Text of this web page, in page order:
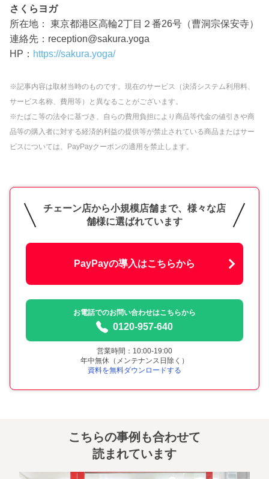
さくらヨガ
所在地： 東京都港区高輪2丁目２番26号（曹洞宗保安寺）
連絡先：reception@sakura.yoga
HP： https://sakura.yoga/
※記事内容は取材当時のものです。現在のサービス（決済システム利用料、
サービス名称、費用等）と異なることがございます。
※たばこ等の法令に基づき、自らの費用負担により商品等代金の値引きや商
品等の購入者に対する経済的利益の提供等が禁止されている商品またはサー
ビスについては、PayPayクーポンの適用を禁止します。
チェーン店から小規模店舗まで、様々な店
舗様に選ばれています
PayPayの導入はこちらから
お電話でのお問い合わせはこちらから
0120-957-640
営業時間：10:00-19:00
年中無休（メンテナンス日除く）
資料を無料ダウンロードする
こちらの事例も合わせて
読まれています